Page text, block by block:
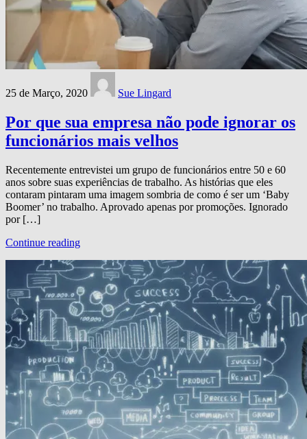
25 de Março, 2020 Sue Lingard
Por que sua empresa não pode ignorar os
funcionários mais velhos
Recentemente entrevistei um grupo de funcionários entre 50 e 60
anos sobre suas experiências de trabalho. As histórias que eles
contaram pintaram uma imagem sombria de como é ser um ‘Baby
Boomer’ no trabalho. Aprovado apenas por promoções. Ignorado
por […]
Continue reading